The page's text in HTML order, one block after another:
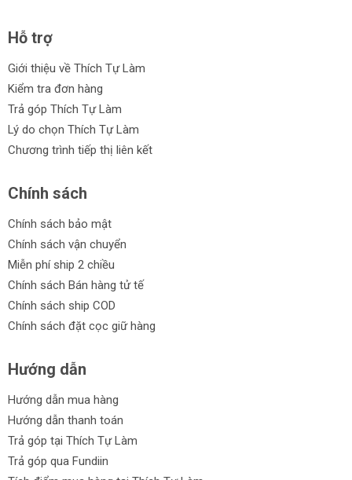
Hỗ trợ
Giới thiệu về Thích Tự Làm
Kiểm tra đơn hàng
Trả góp Thích Tự Làm
Lý do chọn Thích Tự Làm
Chương trình tiếp thị liên kết
Chính sách
Chính sách bảo mật
Chính sách vận chuyển
Miễn phí ship 2 chiều
Chính sách Bán hàng tử tế
Chính sách ship COD
Chính sách đặt cọc giữ hàng
Hướng dẫn
Hướng dẫn mua hàng
Hướng dẫn thanh toán
Trả góp tại Thích Tự Làm
Trả góp qua Fundiin